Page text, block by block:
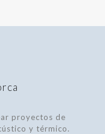
proyectos de
y térmico.